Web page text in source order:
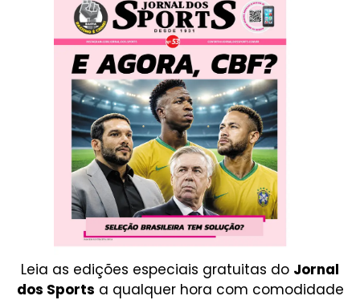
Leia as edições especiais gratuitas do Jornal
dos Sports a qualquer hora com comodidade